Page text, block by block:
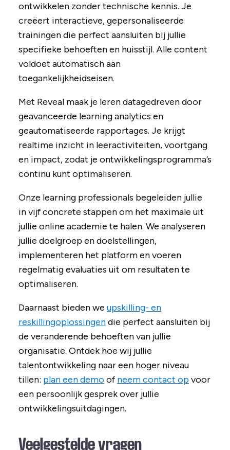
ontwikkelen zonder technische kennis. Je
creëert interactieve, gepersonaliseerde
trainingen die perfect aansluiten bij jullie
specifieke behoeften en huisstijl. Alle content
voldoet automatisch aan
toegankelijkheidseisen.
Met Reveal maak je leren datagedreven door
geavanceerde learning analytics en
geautomatiseerde rapportages. Je krijgt
realtime inzicht in leeractiviteiten, voortgang
en impact, zodat je ontwikkelingsprogramma’s
continu kunt optimaliseren.
Onze learning professionals begeleiden jullie
in vijf concrete stappen om het maximale uit
jullie online academie te halen. We analyseren
jullie doelgroep en doelstellingen,
implementeren het platform en voeren
regelmatig evaluaties uit om resultaten te
optimaliseren.
Daarnaast bieden we upskilling- en
reskillingoplossingendie perfect aansluiten bij
de veranderende behoeften van jullie
organisatie. Ontdek hoe wij jullie
talentontwikkeling naar een hoger niveau
tillen: plan een demoof neem contact opvoor
een persoonlijk gesprek over jullie
ontwikkelingsuitdagingen.
Veelgestelde vragen